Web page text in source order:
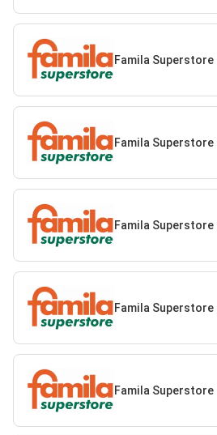
Famila Superstore
Famila Superstore
Famila Superstore
Famila Superstore
Famila Superstore